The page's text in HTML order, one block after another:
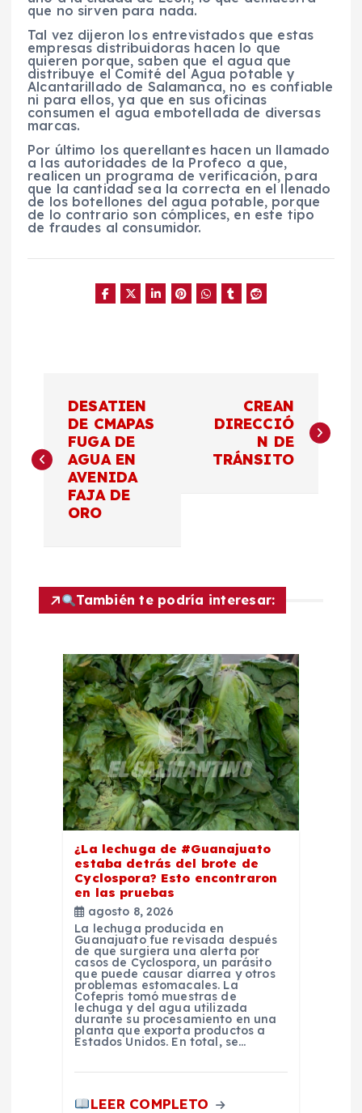
que no sirven para nada.
Tal vez dijeron los entrevistados que estas
empresas distribuidoras hacen lo que
quieren porque, saben que el agua que
distribuye el Comité del Agua potable y
Alcantarillado de Salamanca, no es confiable
ni para ellos, ya que en sus oficinas
consumen el agua embotellada de diversas
marcas.
Por último los querellantes hacen un llamado
a las autoridades de la Profeco a que,
realicen un programa de verificación, para
que la cantidad sea la correcta en el llenado
de los botellones del agua potable, porque
de lo contrario son cómplices, en este tipo
de fraudes al consumidor.
v
a
DESATIEN
DE CMAPAS
FUGA DE
AGUA EN
AVENIDA
FAJA DE
ORO
CREAN
DIRECCIÓ
N DE
TRÁNSITO
También te podría interesar:
¿La lechuga de #Guanajuato
estaba detrás del brote de
Cyclospora? Esto encontraron
en las pruebas
agosto 8, 2026
La lechuga producida en
Guanajuato fue revisada después
de que surgiera una alerta por
casos de Cyclospora, un parásito
que puede causar diarrea y otros
problemas estomacales. La
Cofepris tomó muestras de
lechuga y del agua utilizada
durante su procesamiento en una
planta que exporta productos a
Estados Unidos. En total, se…
LEER COMPLETO